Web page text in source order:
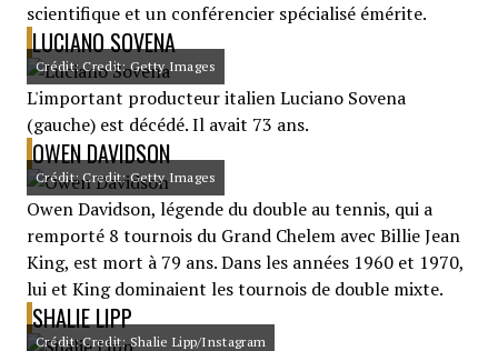
scientifique et un conférencier spécialisé émérite.
LUCIANO SOVENA
Crédit: Credit: Getty Images
L'important producteur italien Luciano Sovena
(gauche) est décédé. Il avait 73 ans.
OWEN DAVIDSON
Crédit: Credit: Getty Images
Owen Davidson, légende du double au tennis, qui a
remporté 8 tournois du Grand Chelem avec Billie Jean
King, est mort à 79 ans. Dans les années 1960 et 1970,
lui et King dominaient les tournois de double mixte.
SHALIE LIPP
Crédit: Credit: Shalie Lipp/Instagram